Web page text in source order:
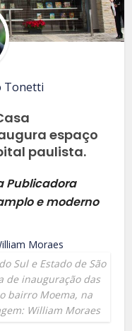
Tonetti
espaço
paulista.
Publicadora
e moderno
Sul e Estado de São
de inauguração das
bairro Moema, na
William Moraes